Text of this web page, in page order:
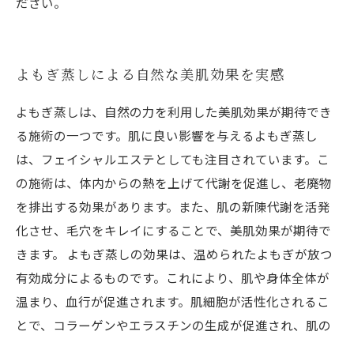
よもぎ蒸しによる自然な美肌効果を実感
よもぎ蒸しは、自然の力を利用した美肌効果が期待でき
る施術の一つです。肌に良い影響を与えるよもぎ蒸し
は、フェイシャルエステとしても注目されています。こ
の施術は、体内からの熱を上げて代謝を促進し、老廃物
を排出する効果があります。また、肌の新陳代謝を活発
化させ、毛穴をキレイにすることで、美肌効果が期待で
きます。 よもぎ蒸しの効果は、温められたよもぎが放つ
有効成分によるものです。これにより、肌や身体全体が
温まり、血行が促進されます。肌細胞が活性化されるこ
とで、コラーゲンやエラスチンの生成が促進され、肌の